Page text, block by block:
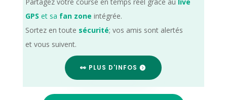
GPS et sa fan zone intégrée.
Sortez en toute sécurité; vos amis sont alertés
et vous suivent.
👀 PLUS D'INFOS